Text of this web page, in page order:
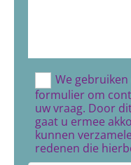
We
formulier om
uw vraag. Door
gaat u ermee
kunnen
redenen die